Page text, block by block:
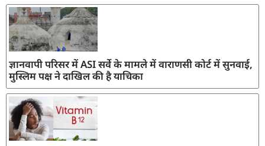
ज्ञानवापी परिसर में ASI सर्वे के मामले में वाराणसी कोर्ट में सुनवाई,
मुस्लिम पक्ष ने दाखिल की है याचिका